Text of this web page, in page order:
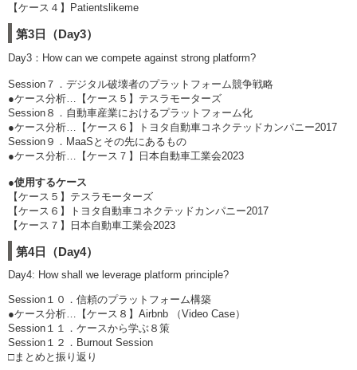
【ケース４】Patientslikeme
第3日（Day3）
Day3：How can we compete against strong platform?
Session７．デジタル破壊者のプラットフォーム競争戦略
●ケース分析…【ケース５】テスラモーターズ
Session８．自動車産業におけるプラットフォーム化
●ケース分析…【ケース６】トヨタ自動車コネクテッドカンパニー2017
Session９．MaaSとその先にあるもの
●ケース分析…【ケース７】日本自動車工業会2023
●使用するケース
【ケース５】テスラモーターズ
【ケース６】トヨタ自動車コネクテッドカンパニー2017
【ケース７】日本自動車工業会2023
第4日（Day4）
Day4: How shall we leverage platform principle?
Session１０．信頼のプラットフォーム構築
●ケース分析…【ケース８】Airbnb （Video Case）
Session１１．ケースから学ぶ８策
Session１２．Burnout Session
□まとめと振り返り